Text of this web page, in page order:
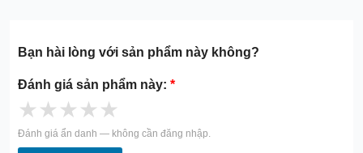
Bạn hài lòng với sản phẩm này không?
Đánh giá sản phẩm này:*
★★★★★
Đánh giá ẩn danh — không cần đăng nhập.